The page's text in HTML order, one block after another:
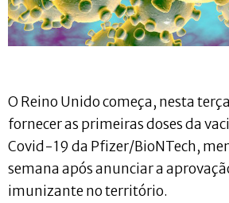
O Reino Unido começa, nesta
fornecer as primeiras doses da
Covid-19 da Pfizer/BioNTech,
semana após anunciar a
imunizante no território.